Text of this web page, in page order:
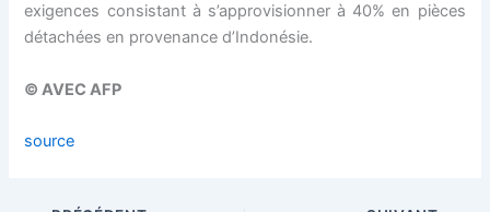
exigences consistant à s’approvisionner à 40% en pièces
détachées en provenance d’Indonésie.
© AVEC AFP
source